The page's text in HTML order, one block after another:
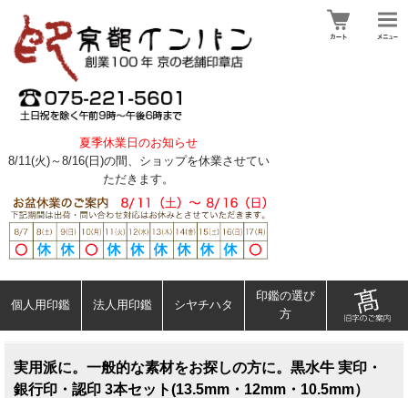
夏季休業日のお知らせ
8/11(火)～8/16(日)の間、ショップを休業させてい
ただきます。
個人用印鑑 法人用印鑑 シヤチハタ
印鑑の選び
方
実用派に。一般的な素材をお探しの方に。黒水牛 実印・
銀行印・認印 3本セット(13.5mm・12mm・10.5mm）